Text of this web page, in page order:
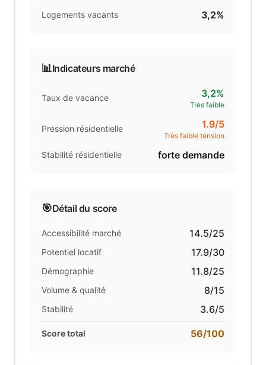
Logements vacants 3,2%
📊Indicateurs marché
Taux de vacance 3,2%
Très faible
Pression résidentielle 1.9/5
Très faible tension
Stabilité résidentielle forte demande
🎯Détail du score
Accessibilité marché 14.5/25
Potentiel locatif 17.9/30
Démographie 11.8/25
Volume & qualité 8/15
Stabilité 3.6/5
Score total 56/100